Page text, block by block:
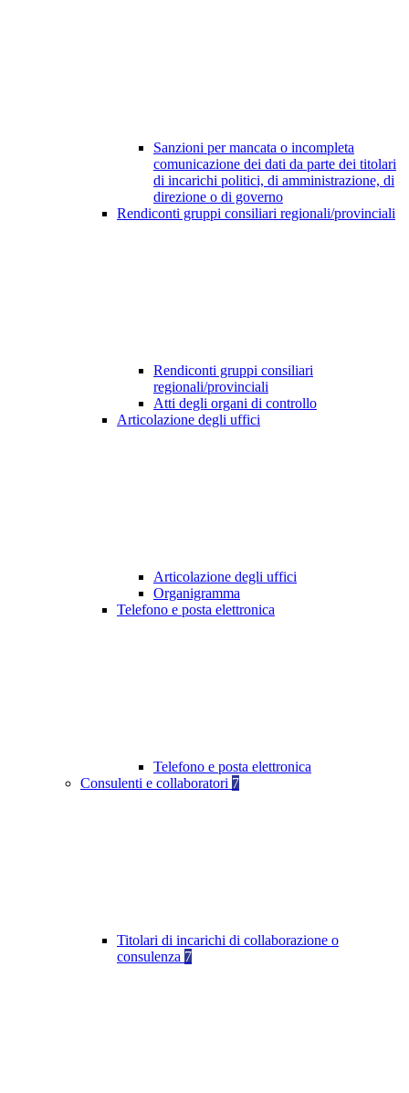
Sanzioni per mancata o incompleta
comunicazione dei dati da parte dei titolari
di incarichi politici, di amministrazione, di
direzione o di governo
Rendiconti gruppi consiliari regionali/provinciali
Rendiconti gruppi consiliari
regionali/provinciali
Atti degli organi di controllo
Articolazione degli uffici
Articolazione degli uffici
Organigramma
Telefono e posta elettronica
Telefono e posta elettronica
Consulenti e collaboratori 7
Titolari di incarichi di collaborazione o
consulenza 7